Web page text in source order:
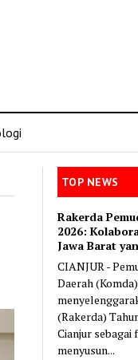
TOP NEWS
Rakerda
2026:
Jawa Barat
CIANJUR -
Daerah
(Rakerda)
Cianjur
menyusun...